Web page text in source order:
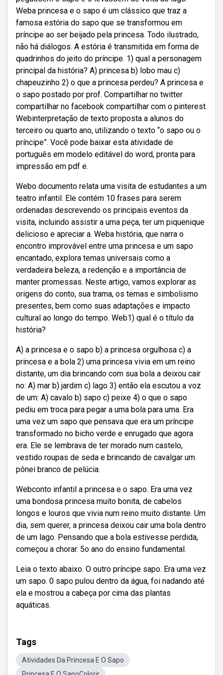
Weba princesa e o sapo é um clássico que traz a
famosa estória do sapo que se transformou em
príncipe ao ser beijado pela princesa. Todo ilustrado,
não há diálogos. A estória é transmitida em forma de
quadrinhos do jeito do príncipe. 1) qual a personagem
principal da história? A) princesa b) lobo mau c)
chapeuzinho 2) o que a princesa perdeu? A princesa e
o sapo postado por prof. Compartilhar no twitter
compartilhar no facebook compartilhar com o pinterest.
Webinterpretação de texto proposta a alunos do
terceiro ou quarto ano, utilizando o texto “o sapo ou o
príncipe”. Você pode baixar esta atividade de
português em modelo editável do word, pronta para
impressão em pdf e.
Webo documento relata uma visita de estudantes a um
teatro infantil. Ele contém 10 frases para serem
ordenadas descrevendo os principais eventos da
visita, incluindo assistir a uma peça, ter um piquenique
delicioso e apreciar a. Weba história, que narra o
encontro improvável entre uma princesa e um sapo
encantado, explora temas universais como a
verdadeira beleza, a redenção e a importância de
manter promessas. Neste artigo, vamos explorar as
origens do conto, sua trama, os temas e simbolismo
presentes, bem como suas adaptações e impacto
cultural ao longo do tempo. Web1) qual é o título da
história?
A) a princesa e o sapo b) a princesa orgulhosa c) a
princesa e a bola 2) uma princesa vivia em um reino
distante, um dia brincando com sua bola a deixou cair
no: A) mar b) jardim c) lago 3) então ela escutou a voz
de um: A) cavalo b) sapo c) peixe 4) o que o sapo
pediu em troca para pegar a uma bola para uma. Era
uma vez um sapo que pensava que era um príncipe
transformado no bicho verde e enrugado que agora
era. Ele se lembrava de ter morado num castelo,
vestido roupas de seda e brincando de cavalgar um
pônei branco de pelúcia.
Webconto infantil a princesa e o sapo. Era uma vez
uma bondosa princesa muito bonita, de cabelos
longos e louros que vivia num reino muito distante. Um
dia, sem querer, a princesa deixou cair uma bola dentro
de um lago. Pensando que a bola estivesse perdida,
começou a chorar. 5o ano do ensino fundamental.
Leia o texto abaixo. O outro príncipe sapo. Era uma vez
um sapo. 0 sapo pulou dentro da água, foi nadando até
ela e mostrou a cabeça por cima das plantas
aquáticas.
Tags
Atividades Da Princesa E O Sapo